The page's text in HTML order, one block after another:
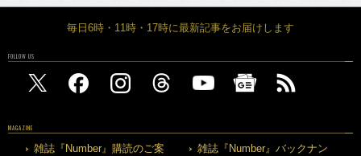
毎日6時・11時・17時に最新記事をお届けします
FOLLOW US
MAGAZINE
雑誌『Number』購読のご案
雑誌『Number』バックナン